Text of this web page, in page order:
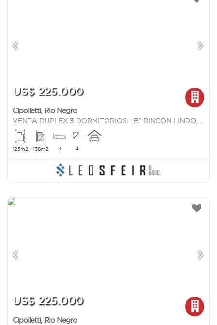
US$ 225.000
Cipolletti, Rio Negro
125m2 138m2 3 4
US$ 225.000
Cipolletti, Rio Negro